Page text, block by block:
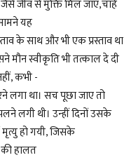
जीव से मुक्ति मिल जाए,चाहे
यह
के साथ और भी एक प्रस्ताव था
मौन स्वीकृति भी तत्काल दे दी
कभी -
लगा था। सच पूछा जाए तो
लगी थी। उन्हीं दिनों उसके
हो गयी, जिसके
हालत